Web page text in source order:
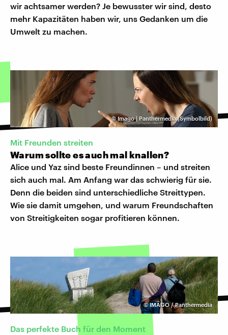
wir achtsamer werden? Je bewusster wir sind, desto
mehr Kapazitäten haben wir, uns Gedanken um die
Umwelt zu machen.
©Imago | Panthermedia (Symbolbild)
Mit Freunden streiten
Warum sollte es auch mal knallen?
Alice und Yaz sind beste Freundinnen – und streiten
sich auch mal. Am Anfang war das schwierig für sie.
Denn die beiden sind unterschiedliche Streittypen.
Wie sie damit umgehen, und warum Freundschaften
von Streitigkeiten sogar profitieren können.
©IMAGO / Panthermedia
Das perfekte Buch für den Moment